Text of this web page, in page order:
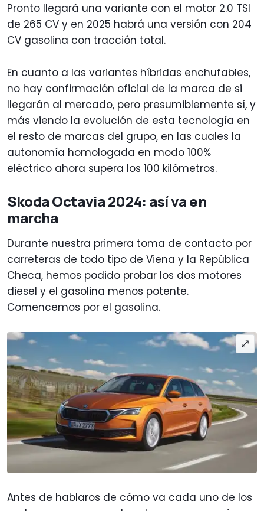
Pronto llegará una variante con el motor 2.0 TSI
de 265 CV y en 2025 habrá una versión con 204
CV gasolina con tracción total.
En cuanto a las variantes híbridas enchufables,
no hay confirmación oficial de la marca de si
llegarán al mercado, pero presumiblemente sí, y
más viendo la evolución de esta tecnología en
el resto de marcas del grupo, en las cuales la
autonomía homologada en modo 100%
eléctrico ahora supera los 100 kilómetros.
Skoda Octavia 2024: así va en
marcha
Durante nuestra primera toma de contacto por
carreteras de todo tipo de Viena y la República
Checa, hemos podido probar los dos motores
diesel y el gasolina menos potente.
Comencemos por el gasolina.
Antes de hablaros de cómo va cada uno de los